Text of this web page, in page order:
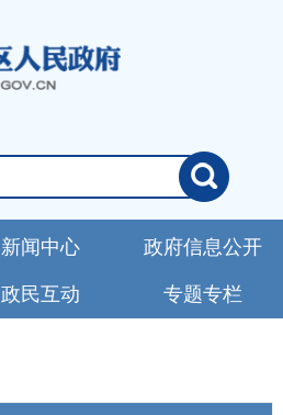
新闻中心 政府信息公开
政民互动 专题专栏